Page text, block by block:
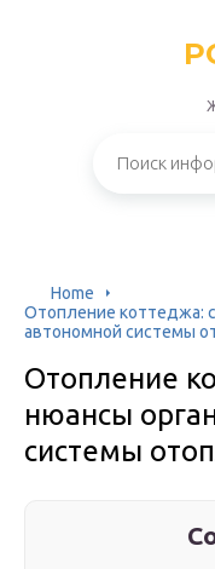
Home
Отопление коттеджа:
автономной системы
Отопление
нюансы
системы